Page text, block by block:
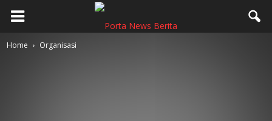
Home Organisasi